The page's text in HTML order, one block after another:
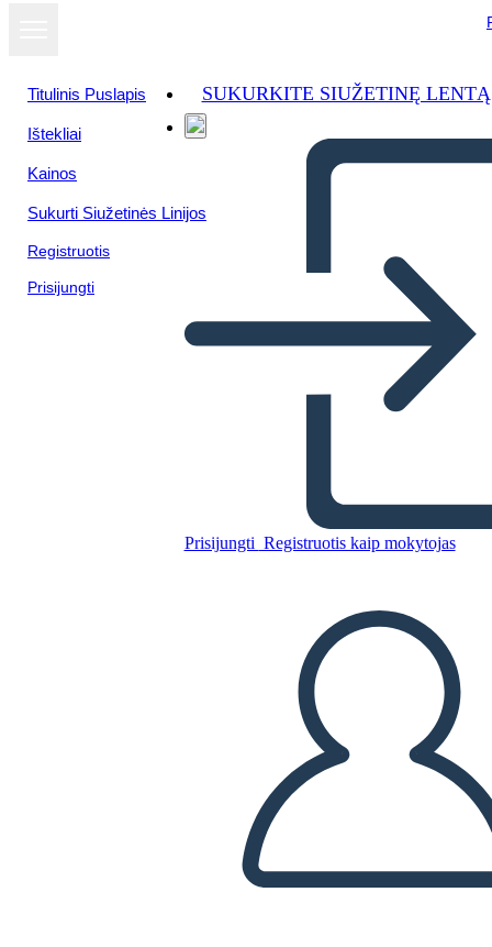
Titulinis Puslapis
Ištekliai
Kainos
Sukurti Siužetinės Linijos
Registruotis
Prisijungti
SUKURKITE SIUŽETINĘ LENTĄ
Prisijungti Registruotis kaip mokytojas
פדרליזם - ועידת החוקה
SUKURTI SIUŽETINĘ LENTĄ
PALEISTI SKAIDRIŲ DEMONSTRACIJĄ
SKAITYK MAN